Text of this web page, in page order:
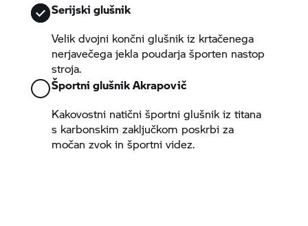
Serijski glušnik
Velik dvojni končni glušnik iz krtačenega
nerjavečega jekla poudarja športen nastop
stroja.
Športni glušnik Akrapovič
Kakovostni natični športni glušnik iz titana
s karbonskim zaključkom poskrbi za
močan zvok in športni videz.